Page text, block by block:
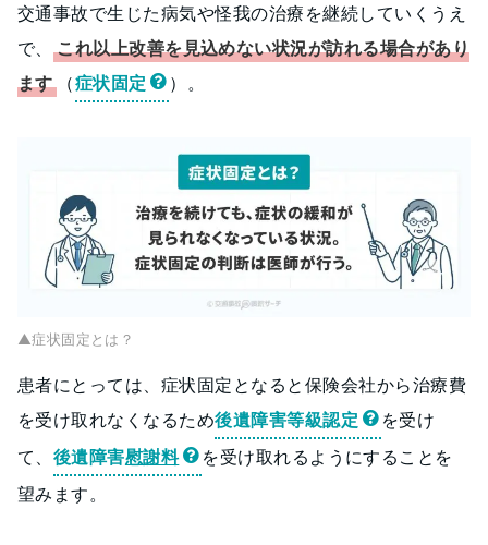
交通事故で生じた病気や怪我の治療を継続していくうえ
で、
これ以上改善を見込めない状況が訪れる場合があり
ます
（症状固定 ）。
▲症状固定とは？
患者にとっては、症状固定となると保険会社から治療費
を受け取れなくなるため後遺障害等級認定
を受け
て、 後遺障害慰謝料
を受け取れるようにすることを
望みます。